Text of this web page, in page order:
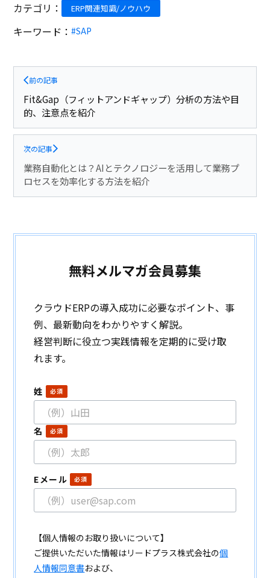
カテゴリ： ERP関連知識/ノウハウ
キーワード：#SAP
前の記事
Fit&Gap（フィットアンドギャップ）分析の方法や目
的、注意点を紹介
次の記事
業務自動化とは？AIとテクノロジーを活用して業務プ
ロセスを効率化する方法を紹介
無料メルマガ会員募集
クラウドERPの導入成功に必要なポイント、事
例、最新動向をわかりやすく解説。
経営判断に役立つ実践情報を定期的に受け取
れます。
姓
名
Eメール
【個人情報のお取り扱いについて】
ご提供いただいた情報はリードプラス株式会社の個
人情報同意書および、